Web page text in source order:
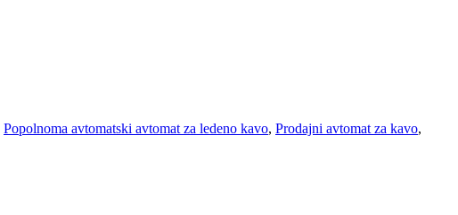
Popolnoma avtomatski avtomat za ledeno kavo, Prodajni avtomat za kavo,